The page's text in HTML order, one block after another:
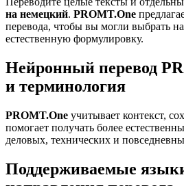
на немецкий. PROMT.One
перевода, чтобы вы могли выбрать
естественную формулировку.
Нейронный перевод
и терминология
PROMT.One учитывает контекст,
помогает получать более
деловых, технических и
Поддерживаемые